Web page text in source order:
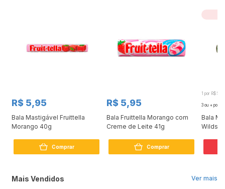
R$ 5,95
Bala Mastigável Fruittella
Morango 40g
Comprar
R$ 5,95
Bala Fruittella Morango com
Creme de Leite 41g
Comprar
1 por R$
3 ou + por
Bala
Ver mais
Mais Vendidos